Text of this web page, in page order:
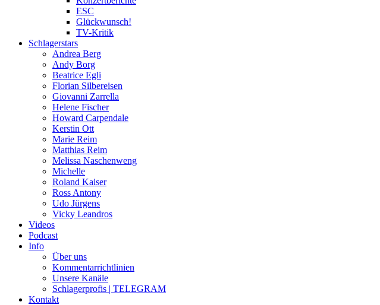
ESC
Glückwunsch!
TV-Kritik
Schlagerstars
Andrea Berg
Andy Borg
Beatrice Egli
Florian Silbereisen
Giovanni Zarrella
Helene Fischer
Howard Carpendale
Kerstin Ott
Marie Reim
Matthias Reim
Melissa Naschenweng
Michelle
Roland Kaiser
Ross Antony
Udo Jürgens
Vicky Leandros
Videos
Podcast
Info
Über uns
Kommentarrichtlinien
Unsere Kanäle
Schlagerprofis | TELEGRAM
Kontakt